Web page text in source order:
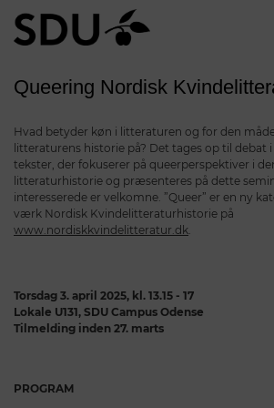
Queering Nordisk
Hvad betyder køn i litteraturen og for den
litteraturens historie på? Det tages op til debat
tekster, der fokuserer på queerperspektiver i
litteraturhistorie og præsenteres på dette
interesserede er velkomne. ”Queer” er en ny
værk Nordisk Kvindelitteraturhistorie på
www.nordiskkvindelitteratur.dk.
Torsdag 3. april 2025, kl. 13.15 - 17
Lokale U131, SDU Campus Odense
Tilmelding inden 27. marts
PROGRAM